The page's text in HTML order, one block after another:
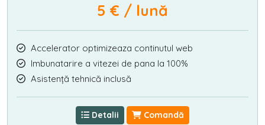
5 € / lună
Accelerator optimizeaza continutul web
Imbunatarire a vitezei de pana la 100%
Asistență tehnică inclusă
Detalii Comandă